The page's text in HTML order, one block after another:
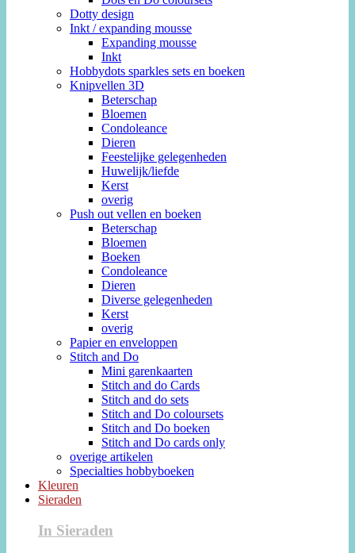
Dotty design
Inkt / expanding mousse
Expanding mousse
Inkt
Hobbydots sparkles sets en boeken
Knipvellen 3D
Beterschap
Bloemen
Condoleance
Dieren
Feestelijke gelegenheden
Huwelijk/liefde
Kerst
overig
Push out vellen en boeken
Beterschap
Bloemen
Boeken
Condoleance
Dieren
Diverse gelegenheden
Kerst
overig
Papier en enveloppen
Stitch and Do
Mini garenkaarten
Stitch and do Cards
Stitch and do sets
Stitch and Do coloursets
Stitch and Do boeken
Stitch and Do cards only
overige artikelen
Specialties hobbyboeken
Kleuren
Sieraden
In Sieraden